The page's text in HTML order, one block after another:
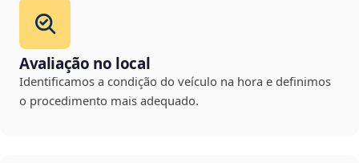
Avaliação no local
Identificamos a condição do veículo na hora e definimos
o procedimento mais adequado.